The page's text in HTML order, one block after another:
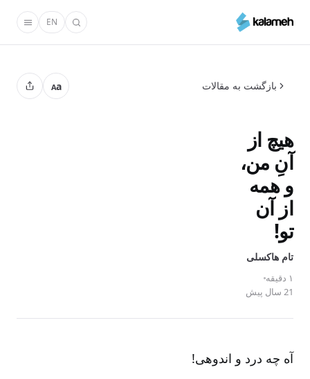
محتوای
EN
بازگشت به مقالات Aa
هیچ از
آنِ من‌،
و همه
از آن
تو!
تام‌ هاکسلی
۱ دقیقه
21 سال پیش
آه چه درد و اندوهی‌!